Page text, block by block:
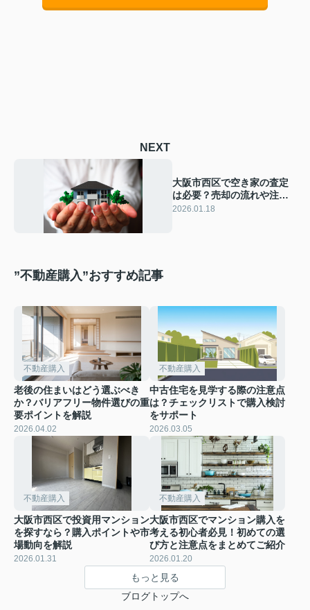
NEXT
大阪市西区で空き家の査定
は必要？売却の流れや注意
点も解説
2026.01.18
”不動産購入”おすすめ記事
不動産購入
老後の住まいはどう選ぶべき
か？バリアフリー物件選びの重
要ポイントを解説
2026.04.02
不動産購入
中古住宅を見学する際の注意点
は？チェックリストで購入検討
をサポート
2026.03.05
不動産購入
大阪市西区で投資用マンション
を探すなら？購入ポイントや市
場動向を解説
2026.01.31
不動産購入
大阪市西区でマンション購入を
考える初心者必見！初めての選
び方と注意点をまとめてご紹介
2026.01.20
もっと見る
ブログトップへ